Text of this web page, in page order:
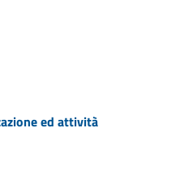
ed attività